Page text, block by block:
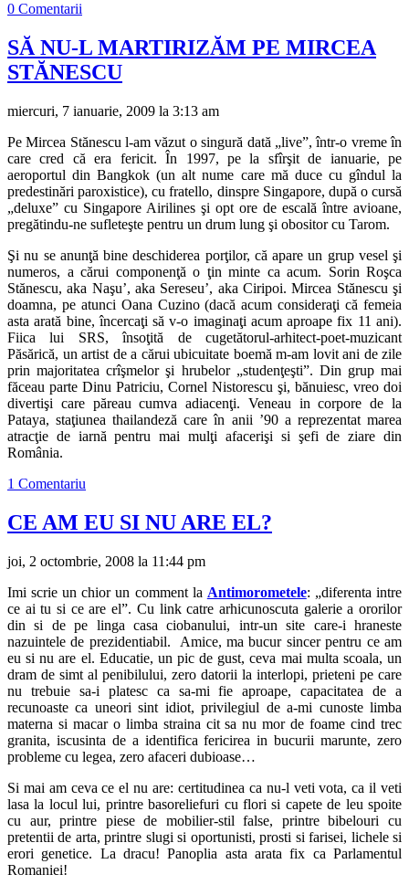
0 Comentarii
SĂ NU-L MARTIRIZĂM PE MIRCEA
STĂNESCU
miercuri, 7 ianuarie, 2009 la 3:13 am
Pe Mircea Stănescu l-am văzut o singură dată „live”, într-o vreme în
care cred că era fericit. În 1997, pe la sfîrşit de ianuarie, pe
aeroportul din Bangkok (un alt nume care mă duce cu gîndul la
predestinări paroxistice), cu fratello, dinspre Singapore, după o cursă
„deluxe” cu Singapore Airilines şi opt ore de escală între avioane,
pregătindu-ne sufleteşte pentru un drum lung şi obositor cu Tarom.
Şi nu se anunţă bine deschiderea porţilor, că apare un grup vesel şi
numeros, a cărui componenţă o ţin minte ca acum. Sorin Roşca
Stănescu, aka Naşu’, aka Sereseu’, aka Ciripoi. Mircea Stănescu şi
doamna, pe atunci Oana Cuzino (dacă acum consideraţi că femeia
asta arată bine, încercaţi să v-o imaginaţi acum aproape fix 11 ani).
Fiica lui SRS, însoţită de cugetătorul-arhitect-poet-muzicant
Păsărică, un artist de a cărui ubicuitate boemă m-am lovit ani de zile
prin majoritatea crîşmelor şi hrubelor „studenţeşti”. Din grup mai
făceau parte Dinu Patriciu, Cornel Nistorescu şi, bănuiesc, vreo doi
divertişi care păreau cumva adiacenţi. Veneau in corpore de la
Pataya, staţiunea thailandeză care în anii ’90 a reprezentat marea
atracţie de iarnă pentru mai mulţi afacerişi si şefi de ziare din
România.
1 Comentariu
CE AM EU SI NU ARE EL?
joi, 2 octombrie, 2008 la 11:44 pm
Imi scrie un chior un comment la Antimorometele: „diferenta intre
ce ai tu si ce are el”. Cu link catre arhicunoscuta galerie a ororilor
din si de pe linga casa ciobanului, intr-un site care-i hraneste
nazuintele de prezidentiabil. Amice, ma bucur sincer pentru ce am
eu si nu are el. Educatie, un pic de gust, ceva mai multa scoala, un
dram de simt al penibilului, zero datorii la interlopi, prieteni pe care
nu trebuie sa-i platesc ca sa-mi fie aproape, capacitatea de a
recunoaste ca uneori sint idiot, privilegiul de a-mi cunoste limba
materna si macar o limba straina cit sa nu mor de foame cind trec
granita, iscusinta de a identifica fericirea in bucurii marunte, zero
probleme cu legea, zero afaceri dubioase…
Si mai am ceva ce el nu are: certitudinea ca nu-l veti vota, ca il veti
lasa la locul lui, printre basoreliefuri cu flori si capete de leu spoite
cu aur, printre piese de mobilier-stil false, printre bibelouri cu
pretentii de arta, printre slugi si oportunisti, prosti si farisei, lichele si
erori genetice. La dracu! Panoplia asta arata fix ca Parlamentul
Romaniei!